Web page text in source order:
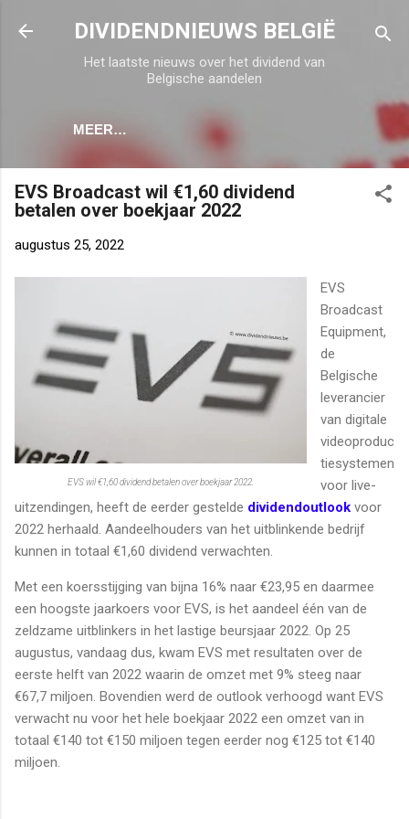
Doorgaan naar hoofdcontent
DIVIDENDNIEUWS BELGIË
Het laatste nieuws over het dividend van
Belgische aandelen
MEER…
EVS Broadcast wil €1,60 dividend
betalen over boekjaar 2022
augustus 25, 2022
EVS wil €1,60 dividend betalen over boekjaar 2022.
EVS
Broadcast
Equipment,
de
Belgische
leverancier
van digitale
videoproduc
tiesystemen
voor live-
uitzendingen, heeft de eerder gestelde dividendoutlook voor
2022 herhaald. Aandeelhouders van het uitblinkende bedrijf
kunnen in totaal €1,60 dividend verwachten.
Met een koersstijging van bijna 16% naar €23,95 en daarmee
een hoogste jaarkoers voor EVS, is het aandeel één van de
zeldzame uitblinkers in het lastige beursjaar 2022. Op 25
augustus, vandaag dus, kwam EVS met resultaten over de
eerste helft van 2022 waarin de omzet met 9% steeg naar
€67,7 miljoen. Bovendien werd de outlook verhoogd want EVS
verwacht nu voor het hele boekjaar 2022 een omzet van in
totaal €140 tot €150 miljoen tegen eerder nog €125 tot €140
miljoen.